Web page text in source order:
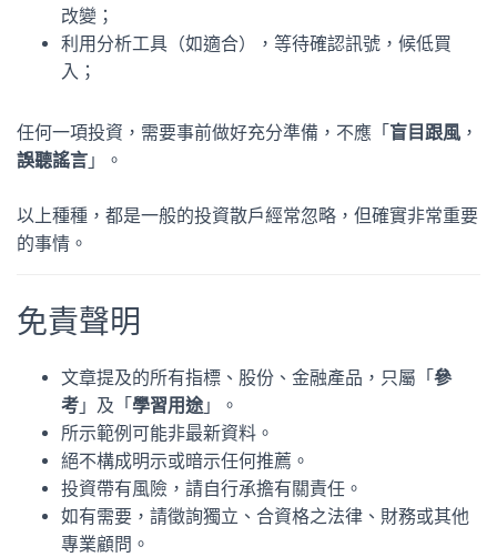
改變；
利用分析工具（如適合），等待確認訊號，候低買
入；
任何一項投資，需要事前做好充分準備，不應「 盲目跟風 ，
誤聽謠言 」。
以上種種，都是一般的投資散戶經常忽略，但確實非常重要
的事情。
免責聲明
文章提及的所有指標、股份、金融產品，只屬「 參
考 」及「 學習用途 」。
所示範例可能非最新資料。
絕不構成明示或暗示任何推薦。
投資帶有風險，請自行承擔有關責任。
如有需要，請徵詢獨立、合資格之法律、財務或其他
專業顧問。